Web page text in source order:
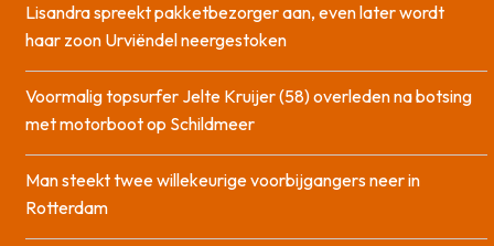
Lisandra spreekt pakketbezorger aan, even later wordt
haar zoon Urviëndel neergestoken
Voormalig topsurfer Jelte Kruijer (58) overleden na botsing
met motorboot op Schildmeer
Man steekt twee willekeurige voorbijgangers neer in
Rotterdam